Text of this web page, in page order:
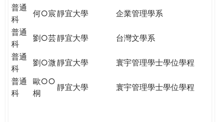
普通
科
何○宸靜宜大學
企業管理學系
普通
科
劉○芸靜宜大學
台灣文學系
普通
科
劉○溦靜宜大學
寰宇管理學士學位學程
普通
科
歐○○
桐
靜宜大學 寰宇管理學士學位學程